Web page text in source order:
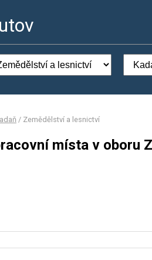
/ Zemědělství a lesnictví
místa v oboru